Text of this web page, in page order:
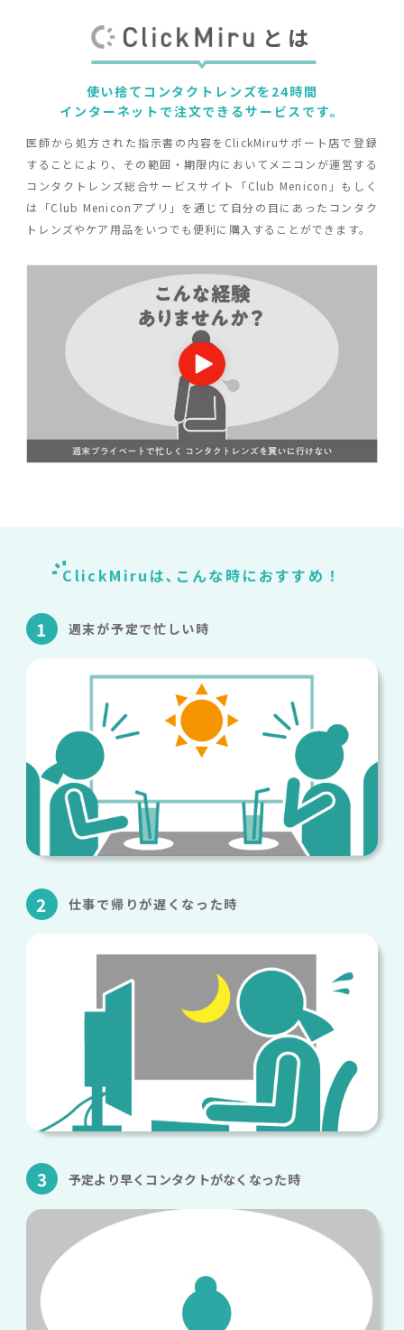
とは
使い捨てコンタクトレンズを 24時間
インターネットで注文できるサービスです。
医師から処方された指示書の内容をClickMiruサポート店で登録
することにより、 その範囲・期限内においてメニコンが運営する
コンタクトレンズ総合サービスサイト
「Club Menicon」もしく
は「Club Meniconアプリ」を通じて 自分の目にあったコンタク
トレンズやケア用品をいつでも便利に購入することができます。
ClickMiruは､こんな時におすすめ！
1 週末が予定で忙しい時
2 仕事で帰りが遅くなった時
3 予定より早くコンタクトがなくなった時